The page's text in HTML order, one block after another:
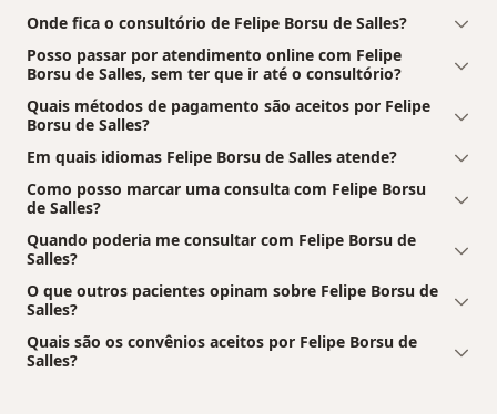
Onde fica o consultório de Felipe Borsu de Salles?
Posso passar por atendimento online com Felipe
Borsu de Salles, sem ter que ir até o consultório?
Quais métodos de pagamento são aceitos por Felipe
Borsu de Salles?
Em quais idiomas Felipe Borsu de Salles atende?
Como posso marcar uma consulta com Felipe Borsu
de Salles?
Quando poderia me consultar com Felipe Borsu de
Salles?
O que outros pacientes opinam sobre Felipe Borsu de
Salles?
Quais são os convênios aceitos por Felipe Borsu de
Salles?